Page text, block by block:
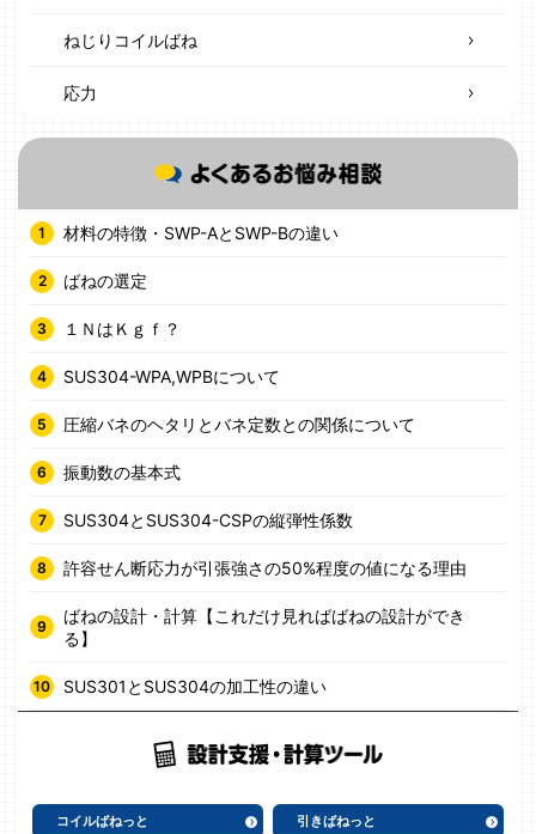
ねじりコイルばね
応力
材料の特徴・SWP-AとSWP-Bの違い
ばねの選定
１ＮはＫｇｆ？
SUS304-WPA,WPBについて
圧縮バネのヘタリとバネ定数との関係について
振動数の基本式
SUS304とSUS304-CSPの縦弾性係数
許容せん断応力が引張強さの50%程度の値になる理由
ばねの設計・計算【これだけ見ればばねの設計ができ
る】
SUS301とSUS304の加工性の違い
コイルばねっと 引きばねっと